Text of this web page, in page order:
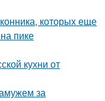
которых еще
пике
кухни от
за